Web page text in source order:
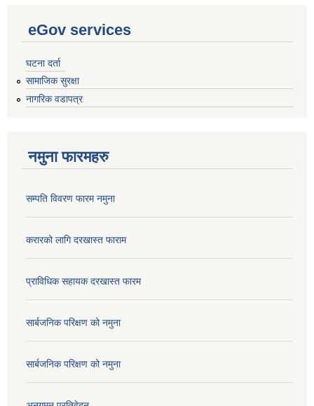
eGov services
घटना दर्ता
सामाजिक सुरक्षा
नागरिक वडापत्र
नमुना फारमहरु
सम्पति विवरण फारम नमुना
करारको लागि दरखास्त फाराम
प्राविधिक सहायक दरखास्त फारम
सार्बजनिक परिक्षण को नमुना
सार्बजनिक परिक्षण को नमुना